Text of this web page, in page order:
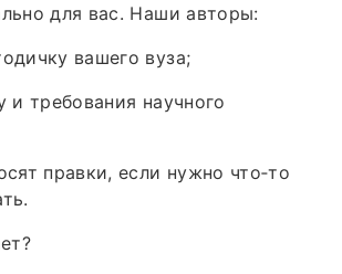
для вас. Наши авторы:
вашего вуза;
и требования научного
правки, если нужно что‑то